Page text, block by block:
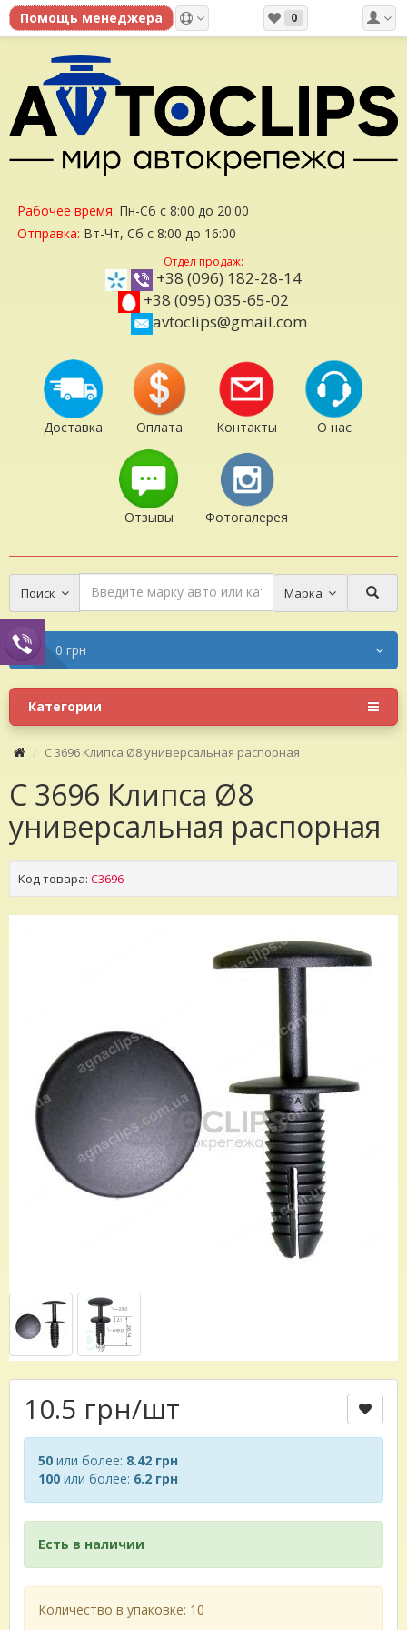
0
Рабочее время: Пн-Сб с 8:00 до 20:00
Отправка: Вт-Чт, Сб с 8:00 до 16:00
Отдел продаж:
+38 (096) 182-28-14
+38 (095) 035-65-02
avtoclips@gmail.com
Доставка Оплата Контакты О нас
Отзывы Фотогалерея
Поиск Марка
0 грн
Категории
C 3696 Клипса Ø8 универсальная распорная
C 3696 Клипса Ø8
универсальная распорная
Код товара: C3696
10.5 грн/шт
50 или более: 8.42 грн
100 или более: 6.2 грн
Есть в наличии
Количество в упаковке: 10